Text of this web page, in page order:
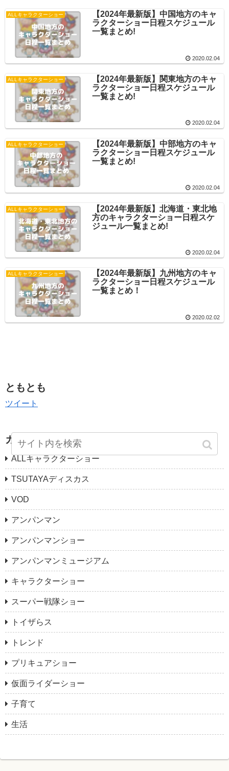
ALLキャラクターショー
【2024年最新版】中国地方のキャ
ラクターショー日程スケジュール
一覧まとめ!
2020.02.04
ALLキャラクターショー
【2024年最新版】関東地方のキャ
ラクターショー日程スケジュール
一覧まとめ!
2020.02.04
ALLキャラクターショー
【2024年最新版】中部地方のキャ
ラクターショー日程スケジュール
一覧まとめ!
2020.02.04
ALLキャラクターショー
【2024年最新版】北海道・東北地
方のキャラクターショー日程スケ
ジュール一覧まとめ!
2020.02.04
ALLキャラクターショー
【2024年最新版】九州地方のキャ
ラクターショー日程スケジュール
一覧まとめ！
2020.02.02
ともとも
ツイート
カテゴリー
ALLキャラクターショー
TSUTAYAディスカス
VOD
アンパンマン
アンパンマンショー
アンパンマンミュージアム
キャラクターショー
スーパー戦隊ショー
トイザらス
トレンド
プリキュアショー
仮面ライダーショー
子育て
生活